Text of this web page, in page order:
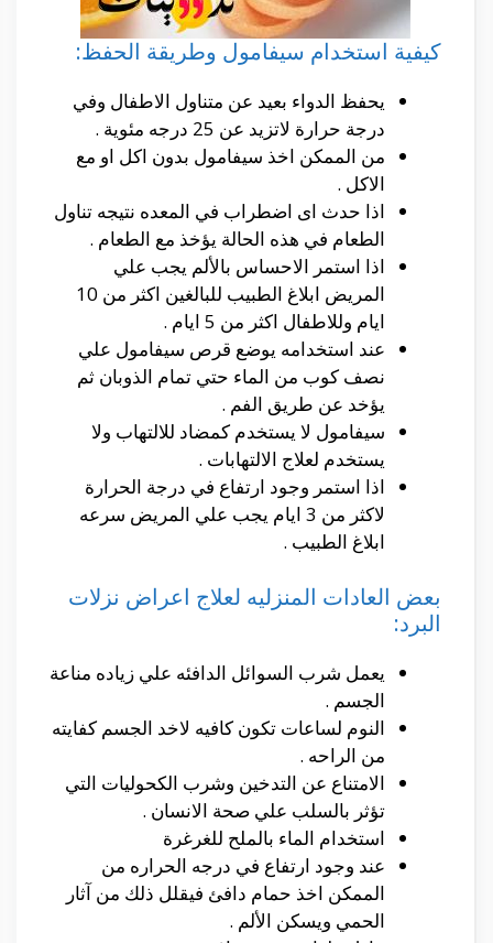
كيفية استخدام سيفامول وطريقة الحفظ:
يحفظ الدواء بعيد عن متناول الاطفال وفي
درجة حرارة لاتزيد عن 25 درجه مئوية .
من الممكن اخذ سيفامول بدون اكل او مع
الاكل .
اذا حدث اى اضطراب في المعده نتيجه تناول
الطعام في هذه الحالة يؤخذ مع الطعام .
اذا استمر الاحساس بالألم يجب علي
المريض ابلاغ الطبيب للبالغين اكثر من 10
ايام وللاطفال اكثر من 5 ايام .
عند استخدامه يوضع قرص سيفامول علي
نصف كوب من الماء حتي تمام الذوبان ثم
يؤخد عن طريق الفم .
سيفامول لا يستخدم كمضاد للالتهاب ولا
يستخدم لعلاج الالتهابات .
اذا استمر وجود ارتفاع في درجة الحرارة
لاكثر من 3 ايام يجب علي المريض سرعه
ابلاغ الطبيب .
بعض العادات المنزليه لعلاج اعراض نزلات
البرد:
يعمل شرب السوائل الدافئه علي زياده مناعة
الجسم .
النوم لساعات تكون كافيه لاخد الجسم كفايته
من الراحه .
الامتناع عن التدخين وشرب الكحوليات التي
تؤثر بالسلب علي صحة الانسان .
استخدام الماء بالملح للغرغرة
عند وجود ارتفاع في درجه الحراره من
الممكن اخذ حمام دافئ فيقلل ذلك من آثار
الحمي ويسكن الألم .